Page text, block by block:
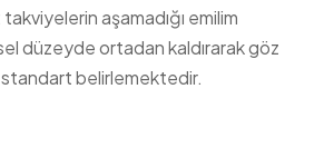
aşamadığı emilim
düzeyde ortadan kaldırarak göz
standart belirlemektedir.